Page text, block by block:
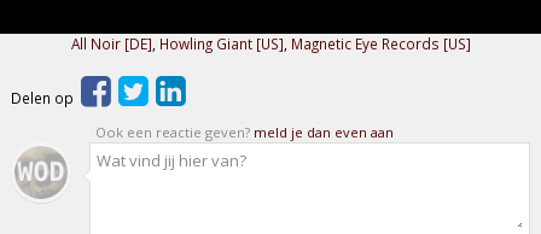
All Noir [DE] Howling Giant [US] Magnetic Eye Records [US]
Delen op
Ook een reactie geven? meld je dan even aan